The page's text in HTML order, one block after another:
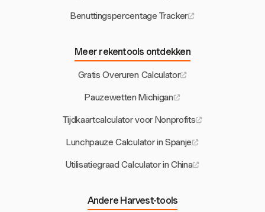
Benuttingspercentage Tracker
Meer rekentools ontdekken
Gratis Overuren Calculator
Pauzewetten Michigan
Tijdkaartcalculator voor Nonprofits
Lunchpauze Calculator in Spanje
Utilisatiegraad Calculator in China
Andere Harvest-tools